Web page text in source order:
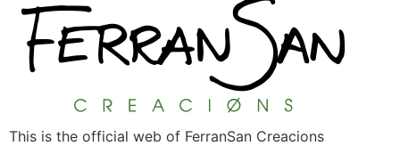
This is the official web of FerranSan Creacions